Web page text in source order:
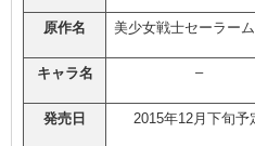
原作名 美少女戦士セーラー
キャラ名 –
発売日 2015年12月下旬予